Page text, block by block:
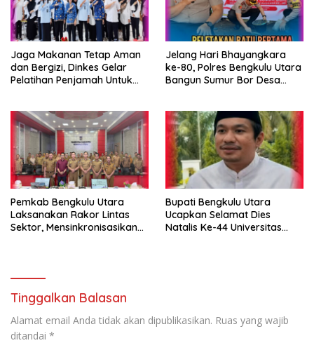
Jaga Makanan Tetap Aman
dan Bergizi, Dinkes Gelar
Pelatihan Penjamah Untuk
Jelang Hari Bhayangkara
ke-80, Polres Bengkulu Utara
Bangun Sumur Bor Desa
Pemkab Bengkulu Utara
Laksanakan Rakor Lintas
Sektor, Mensinkronisasikan
Bupati Bengkulu Utara
Ucapkan Selamat Dies
Natalis Ke-44 Universitas
Tinggalkan Balasan
Alamat email Anda tidak akan dipublikasikan. Ruas yang wajib
ditandai *